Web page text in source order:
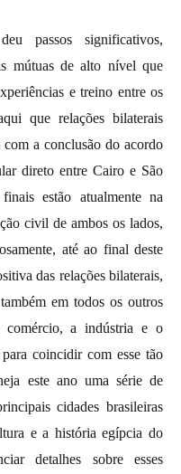
passos significativos,
mútuas de alto nível que
e treino entre os
que relações bilaterais
a conclusão do acordo
direto entre Cairo e São
estão atualmente na
civil de ambos os lados,
até ao final deste
das relações bilaterais,
em todos os outros
comércio, a indústria e o
coincidir com esse tão
este ano uma série de
cidades brasileiras
e a história egípcia do
detalhes sobre esses